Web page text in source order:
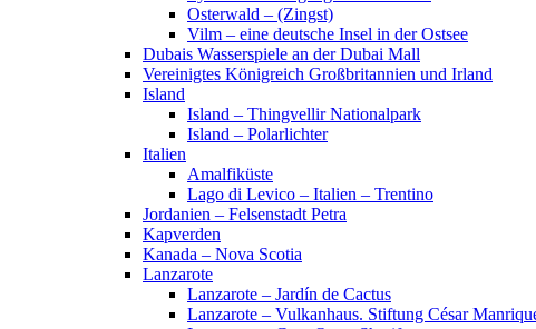
Osterwald – (Zingst)
Vilm – eine deutsche Insel in der Ostsee
Dubais Wasserspiele an der Dubai Mall
Vereinigtes Königreich Großbritannien und Irland
Island
Island – Thingvellir Nationalpark
Island – Polarlichter
Italien
Amalfiküste
Lago di Levico – Italien – Trentino
Jordanien – Felsenstadt Petra
Kapverden
Kanada – Nova Scotia
Lanzarote
Lanzarote – Jardín de Cactus
Lanzarote – Vulkanhaus. Stiftung César